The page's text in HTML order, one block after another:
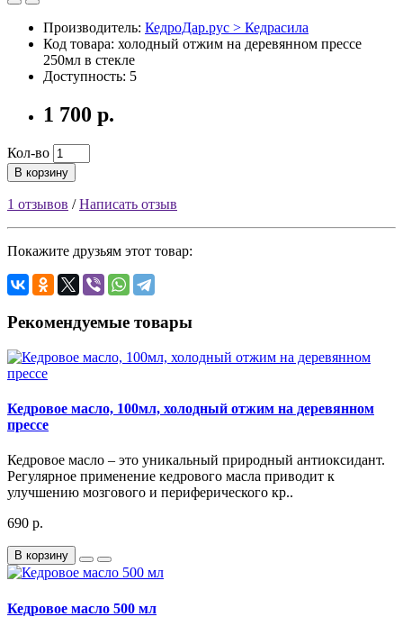
Производитель: КедроДар.рус > Кедрасила
Код товара: холодный отжим на деревянном прессе
250мл в стекле
Доступность: 5
1 700 р.
Кол-во
В корзину
1 отзывов /Написать отзыв
Покажите друзьям этот товар:
Рекомендуемые товары
Кедровое масло, 100мл, холодный отжим на деревянном
прессе
Кедровое масло – это уникальный природный антиоксидант.
Регулярное применение кедрового масла приводит к
улучшению мозгового и периферического кр..
690 р.
В корзину
Кедровое масло 500 мл